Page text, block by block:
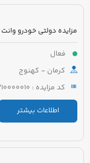
فعال
کرمان - کهنوج
کد مزایده : 5221007210000010
اطلاعات بیشتر